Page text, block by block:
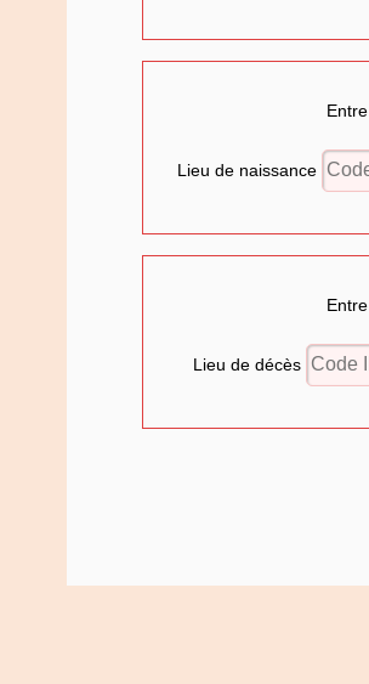
Entre
Lieu de naissance
Entre
Lieu de décès